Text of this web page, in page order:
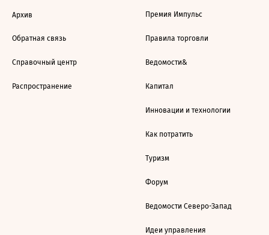
Архив
Обратная связь
Справочный центр
Распространение
Премия Импульс
Правила торговли
Ведомости&
Капитал
Инновации и технологии
Как потратить
Туризм
Форум
Ведомости Северо-Запад
Идеи управления